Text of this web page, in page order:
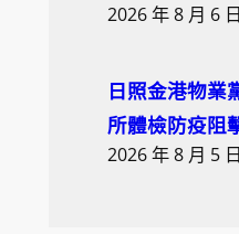
2026 年 8 月 6 日
日照金港物業
所體檢防疫阻
2026 年 8 月 5 日